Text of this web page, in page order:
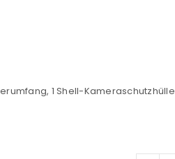
1 Shell-Kameraschutzhülle